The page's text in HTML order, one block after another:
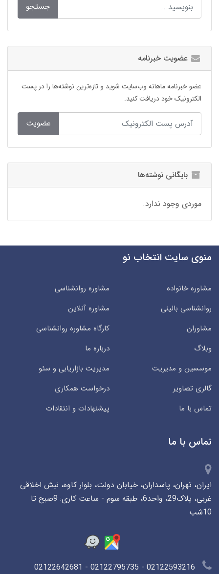
جستجو
عضویت خبرنامه
عضو خبرنامه ماهانه وب‌سایت شوید و تازه‌ترین نوشته‌ها را در پست
الکترونیک خود دریافت کنید.
عضویت
بایگانی نوشته‌ها
موردی وجود ندارد.
منوی سایت انتخاب نو
مشاوره خانواده
مشاوره روانشناسی
روانشناسی بالینی
مشاوره آنلاین
مشاوران
کارگاه مشاوره روانشناسی
وبلاگ
درباره ما
موسسین و مدیریت
مدیریت بازاریابی و سئو
گالری تصاویر
درخواست همکاری
تماس با ما
پیشنهادات و انتقادات
تماس با ما
ایران، تهران، پاسداران، خیابان دولت، بلوار کاوه، نبش اخلاقی
غربی، پلاک29، واحد6، طبقه سوم - ساعت کاری: 9صبح تا
10شب